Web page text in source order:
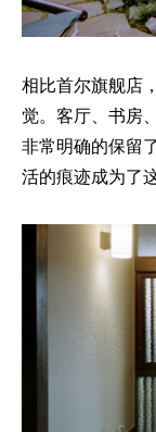
相比首尔旗舰店
觉。客厅、书房
非常明确的保留
活的痕迹成为了